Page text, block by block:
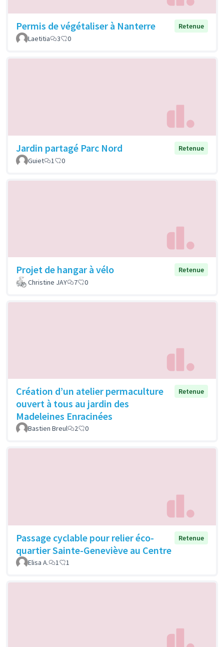
Permis de végétaliser à Nanterre
Retenue
Laetitia
3 0
Jardin partagé Parc Nord
Retenue
Guiet
1 0
Projet de hangar à vélo
Retenue
Christine JAY
7 0
Création d’un atelier permaculture
ouvert à tous au jardin des
Madeleines Enracinées
Retenue
Bastien Breul 2 0
Passage cyclable pour relier éco-
quartier Sainte-Geneviève au Centre
Retenue
Elisa A. 1 1